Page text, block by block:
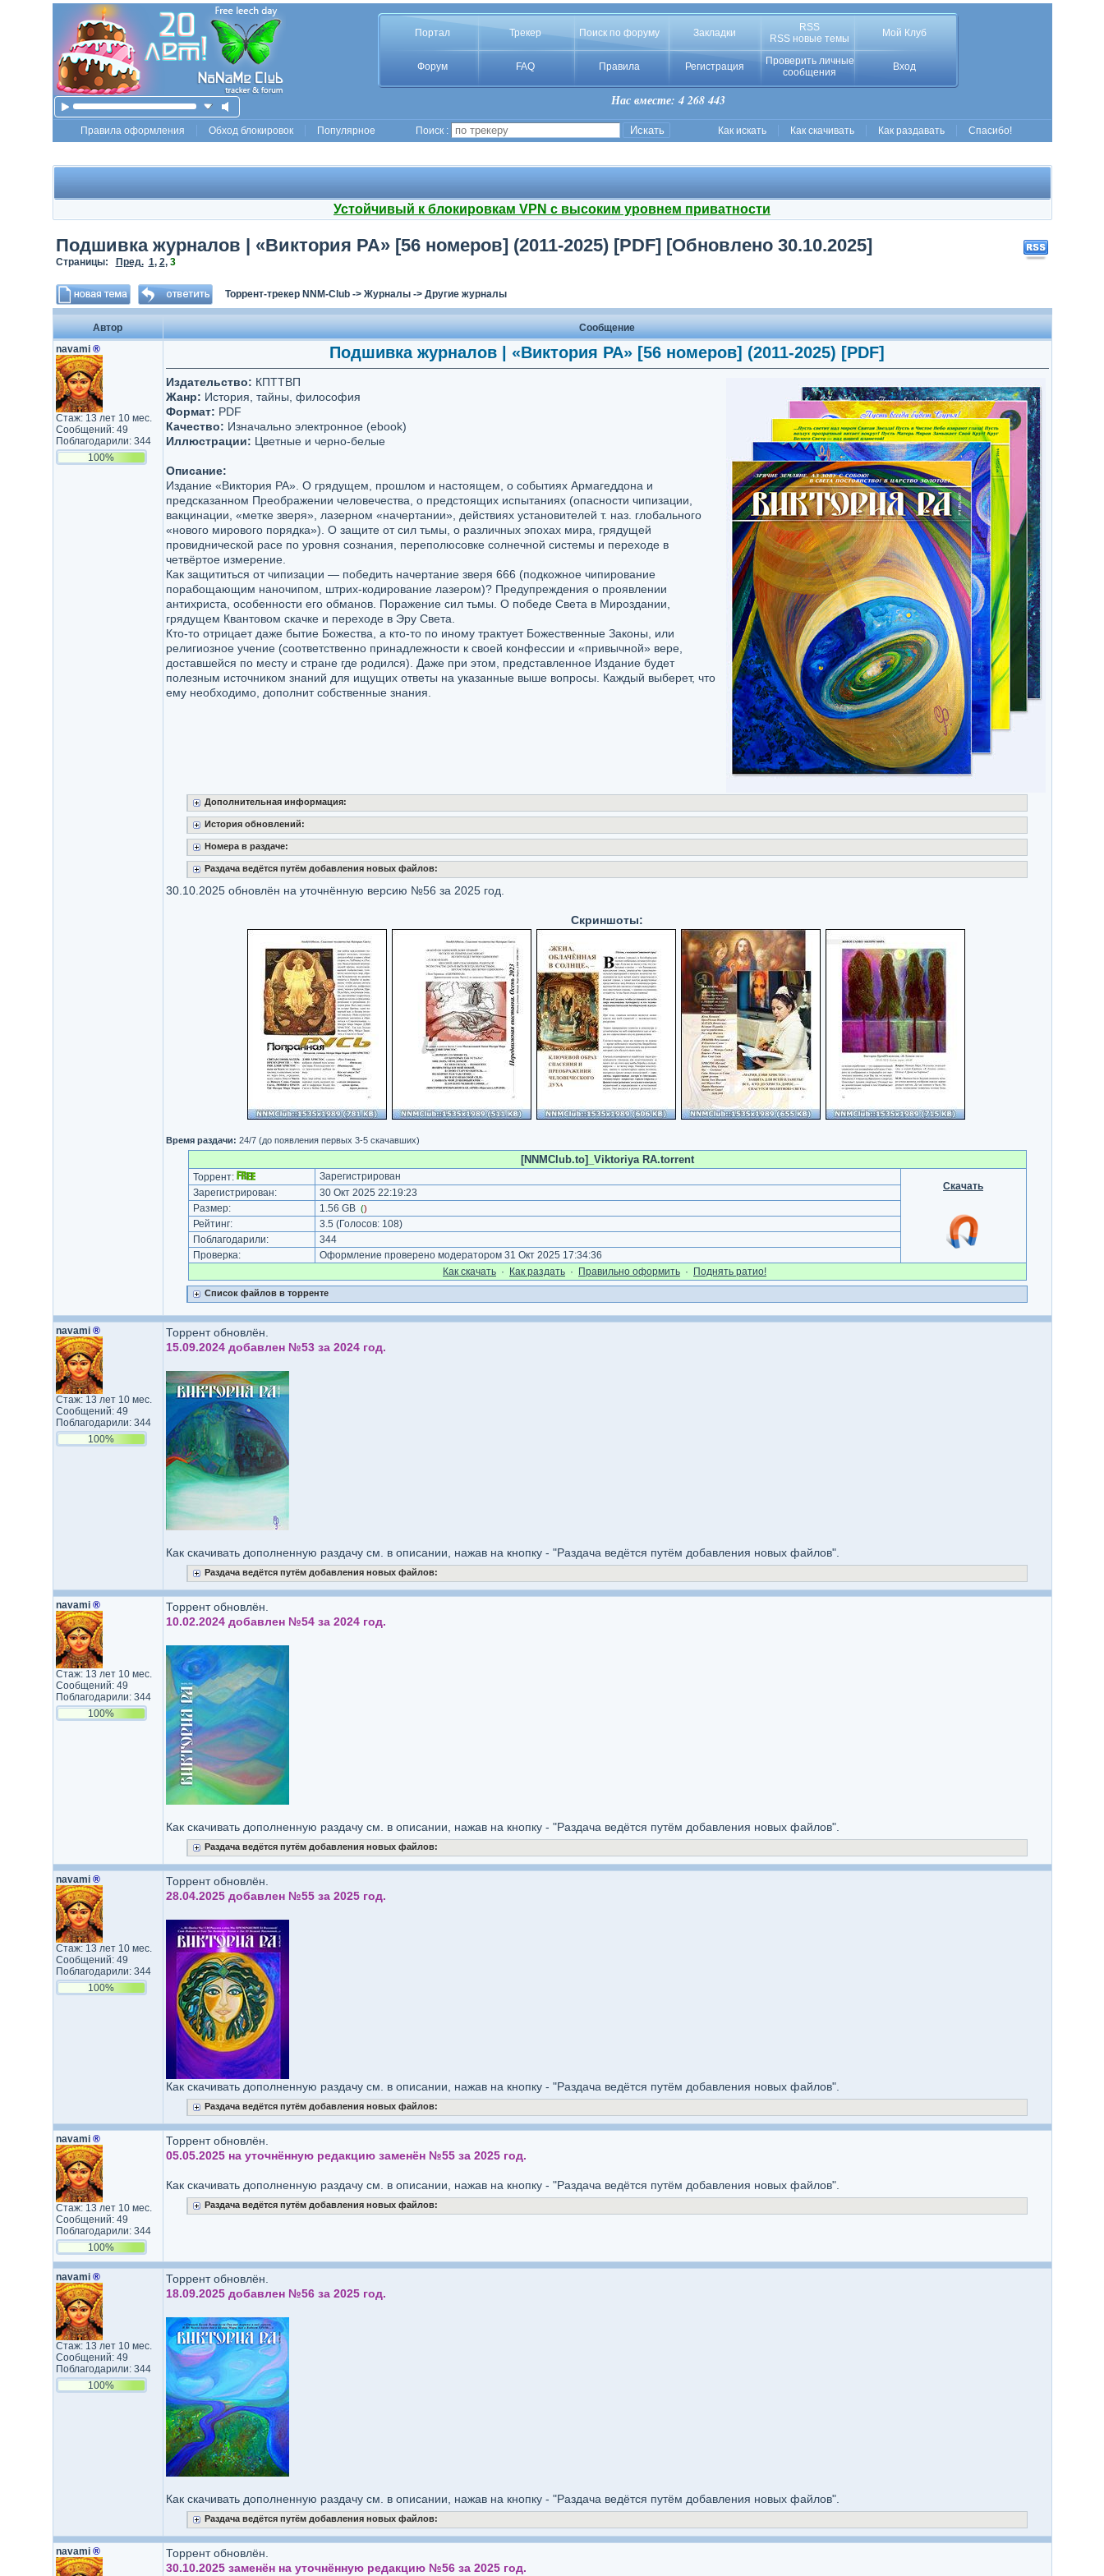
Портал Трекер Поиск по форуму Закладки
RSS
RSS новые темы
Мой Клуб
Форум FAQ Правила Регистрация
Проверить личные
сообщения
Вход
Нас вместе: 4 268 443
Правила оформления Обход блокировок Популярное Поиск : Как искать Как скачивать Как раздавать Спасибо!
Устойчивый к блокировкам VPN с высоким уровнем приватности
Подшивка журналов | «Виктория РА» [56 номеров] (2011-2025) [PDF] [Обновлено 30.10.2025]
Страницы: Пред. 1, 2, 3
Торрент-трекер NNM-Club-> Журналы-> Другие журналы
Автор
Сообщение
navami ®
Стаж: 13 лет 10 мес.
Сообщений: 49
Поблагодарили: 344
100%
Подшивка журналов | «Виктория РА» [56 номеров] (2011-2025) [PDF]
Издательство: КПТТВП
Жанр: История, тайны, философия
Формат: PDF
Качество: Изначально электронное (ebook)
Иллюстрации: Цветные и черно-белые
Описание:
Издание «Виктория РА». О грядущем, прошлом и настоящем, о событиях Армагеддона и
предсказанном Преображении человечества, о предстоящих испытаниях (опасности чипизации,
вакцинации, «метке зверя», лазерном «начертании», действиях установителей т. наз. глобального
«нового мирового порядка»). О защите от сил тьмы, о различных эпохах мира, грядущей
провиднической расе по уровня сознания, переполюсовке солнечной системы и переходе в
четвёртое измерение.
Как защититься от чипизации — победить начертание зверя 666 (подкожное чипирование
порабощающим наночипом, штрих-кодирование лазером)? Предупреждения о проявлении
антихриста, особенности его обманов. Поражение сил тьмы. О победе Света в Мироздании,
грядущем Квантовом скачке и переходе в Эру Света.
Кто-то отрицает даже бытие Божества, а кто-то по иному трактует Божественные Законы, или
религиозное учение (соответственно принадлежности к своей конфессии и «привычной» вере,
доставшейся по месту и стране где родился). Даже при этом, представленное Издание будет
полезным источником знаний для ищущих ответы на указанные выше вопросы. Каждый выберет, что
ему необходимо, дополнит собственные знания.
Дополнительная информация:
История обновлений:
Номера в раздаче:
Раздача ведётся путём добавления новых файлов:
30.10.2025 обновлён на уточнённую версию №56 за 2025 год.
Скриншоты:
Время раздачи: 24/7 (до появления первых 3-5 скачавших)
[NNMClub.to]_Viktoriya RA.torrent
Торрент:
Зарегистрирован
Скачать
Зарегистрирован:
30 Окт 2025 22:19:23
Размер:
1.56 GB ()
Рейтинг: 3.5 (Голосов: 108)
Поблагодарили:
344
Проверка:
Оформление проверено модератором 31 Окт 2025 17:34:36
Как cкачать · Как раздать · Правильно оформить · Поднять ратио!
Список файлов в торренте
navami ®
Стаж: 13 лет 10 мес.
Сообщений: 49
Поблагодарили: 344
100%
Торрент обновлён.
15.09.2024 добавлен №53 за 2024 год.
Как скачивать дополненную раздачу см. в описании, нажав на кнопку - "Раздача ведётся путём добавления новых файлов".
Раздача ведётся путём добавления новых файлов:
navami ®
Стаж: 13 лет 10 мес.
Сообщений: 49
Поблагодарили: 344
100%
Торрент обновлён.
10.02.2024 добавлен №54 за 2024 год.
Как скачивать дополненную раздачу см. в описании, нажав на кнопку - "Раздача ведётся путём добавления новых файлов".
Раздача ведётся путём добавления новых файлов:
navami ®
Стаж: 13 лет 10 мес.
Сообщений: 49
Поблагодарили: 344
100%
Торрент обновлён.
28.04.2025 добавлен №55 за 2025 год.
Как скачивать дополненную раздачу см. в описании, нажав на кнопку - "Раздача ведётся путём добавления новых файлов".
Раздача ведётся путём добавления новых файлов:
navami ®
Стаж: 13 лет 10 мес.
Сообщений: 49
Поблагодарили: 344
100%
Торрент обновлён.
05.05.2025 на уточнённую редакцию заменён №55 за 2025 год.
Как скачивать дополненную раздачу см. в описании, нажав на кнопку - "Раздача ведётся путём добавления новых файлов".
Раздача ведётся путём добавления новых файлов:
navami ®
Стаж: 13 лет 10 мес.
Сообщений: 49
Поблагодарили: 344
100%
Торрент обновлён.
18.09.2025 добавлен №56 за 2025 год.
Как скачивать дополненную раздачу см. в описании, нажав на кнопку - "Раздача ведётся путём добавления новых файлов".
Раздача ведётся путём добавления новых файлов:
navami ®
Торрент обновлён.
30.10.2025 заменён на уточнённую редакцию №56 за 2025 год.